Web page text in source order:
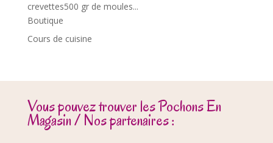
crevettes500 gr de moules...
Boutique
Cours de cuisine
Vous pouvez trouver les Pochons En
Magasin / Nos partenaires :